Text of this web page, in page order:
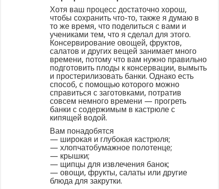
Хотя ваш процесс достаточно хорош,
чтобы сохранить что-то, также я думаю в
то же время, что поделиться с вами и
учениками тем, что я сделал для этого.
Консервирование овощей, фруктов,
салатов и других вещей занимает много
времени, потому что вам нужно правильно
подготовить плоды к консервации, вымыть
и простерилизовать банки. Однако есть
способ, с помощью которого можно
справиться с заготовками, потратив
совсем немного времени — прогреть
банки с содержимым в кастрюле с
кипящей водой.
Вам понадобятся
— широкая и глубокая кастрюля;
— хлопчатобумажное полотенце;
— крышки;
— щипцы для извлечения банок;
— овощи, фрукты, салаты или другие
блюда для закрутки.